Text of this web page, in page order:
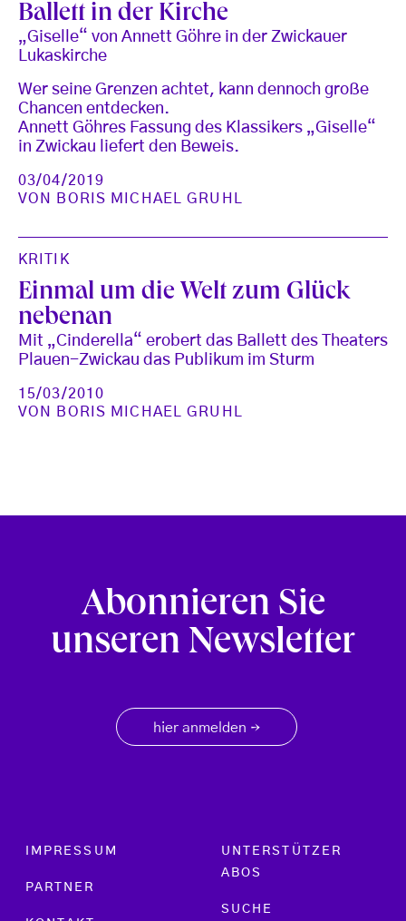
Ballett in der Kirche
„Giselle“ von Annett Göhre in der Zwickauer
Lukaskirche
Wer seine Grenzen achtet, kann dennoch große
Chancen entdecken.
Annett Göhres Fassung des Klassikers „Giselle“
in Zwickau liefert den Beweis.
03/04/2019
VON
BORIS MICHAEL GRUHL
KRITIK
Einmal um die Welt zum Glück
nebenan
Mit „Cinderella“ erobert das Ballett des Theaters
Plauen-Zwickau das Publikum im Sturm
15/03/2010
VON
BORIS MICHAEL GRUHL
Abonnieren Sie
unseren Newsletter
hier anmelden →
Footer menu
IMPRESSUM
PARTNER
UNTERSTÜTZER
ABOS
SUCHE